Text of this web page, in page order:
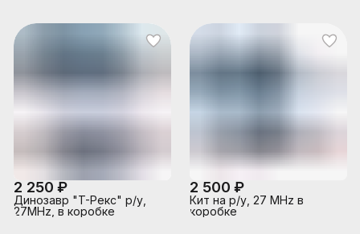
2 250 ₽
Динозавр "T-Рекс" р/у,
27MHz, в коробке
2 500 ₽
Кит на р/у, 27 MHz в
коробке